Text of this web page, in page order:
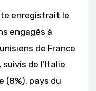
enregistrait le
engagés à
de France
de l’Italie
(8%), pays du